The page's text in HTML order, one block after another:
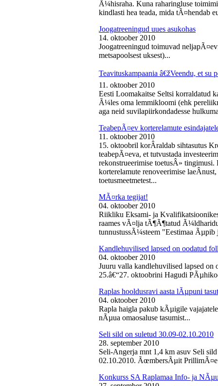
Ã¼hisraha. Kuna raharingluse
kindlasti hea teada, mida tÃ¤hendab
Joogatreeningud uues asukohas
14. oktoober 2010
Joogatreeningud toimuvad
metsapoolsest uksest)...
Teavituskampaania â€žVeendu, et su
11. oktoober 2010
Eesti Loomakaitse Seltsi korraldatud
Ã¼les oma lemmikloomi (ehk
aga neid suvilapiirkondadesse
TeabepÃ¤ev korterelamute
11. oktoober 2010
15. oktoobril korÂ­raldab sihtasutus
teabepÃ¤eva, et tutvustada
rekonstrueerimise toetusÂ»
korterelamute renoveerimise
toetusmeetmetest...
MÃ¤rka tegijat!
04. oktoober 2010
Riikliku Eksami- ja
raames vÃ¤lja tÃ¶Ã¶tatud
tunnustussÃ¼steem "Eestimaa
Kandlehuvilised lapsed on oodatud
04. oktoober 2010
Juuru valla kandlehuvilised lapsed
25.â€“27. oktoobrini Hagudi
Raplas hooldusravi aasta lÃµpuni
04. oktoober 2010
Rapla haigla pakub kÃµigile
nÃµua omaosaluse tasumist...
Seli sild on suletud 30.09-02.10.2010
28. september 2010
Seli-Angerja mnt 1,4 km asuv Seli
02.10.2010. ÃœmbersÃµit
Konkurss SA Raplamaa Info- ja